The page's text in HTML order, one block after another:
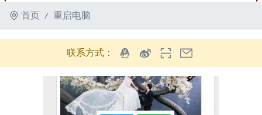
首页 重启电脑
联系方式：